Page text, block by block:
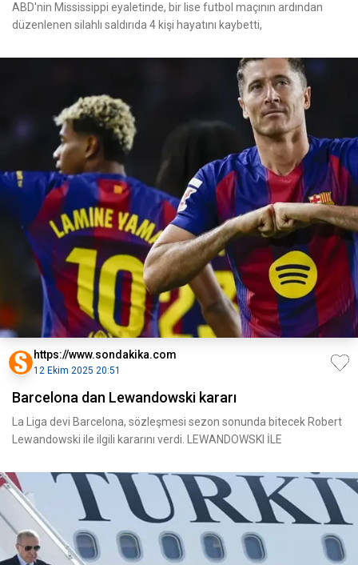
ABD'nin Mississippi eyaletinde, bir lise futbol maçının ardından
düzenlenen silahlı saldırıda 4 kişi hayatını kaybetti,
https://www.sondakika.com
12 Ekim 2025 20:51
Barcelona dan Lewandowski kararı
La Liga devi Barcelona, sözleşmesi sezon sonunda bitecek Robert
Lewandowski ile ilgili kararını verdi. LEWANDOWSKI İLE